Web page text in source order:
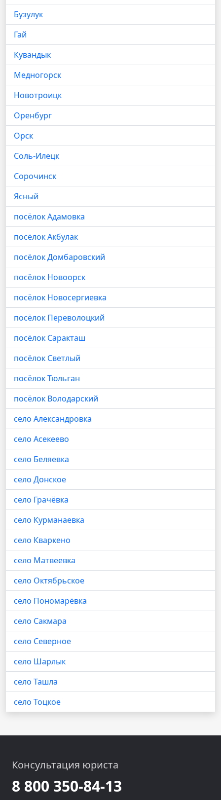
Бузулук
Гай
Кувандык
Медногорск
Новотроицк
Оренбург
Орск
Соль-Илецк
Сорочинск
Ясный
посёлок Адамовка
посёлок Акбулак
посёлок Домбаровский
посёлок Новоорск
посёлок Новосергиевка
посёлок Переволоцкий
посёлок Саракташ
посёлок Светлый
посёлок Тюльган
посёлок Володарский
село Александровка
село Асекеево
село Беляевка
село Донское
село Грачёвка
село Курманаевка
село Кваркено
село Матвеевка
село Октябрьское
село Пономарёвка
село Сакмара
село Северное
село Шарлык
село Ташла
село Тоцкое
Консультация юриста
8 800 350-84-13